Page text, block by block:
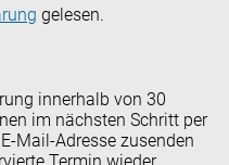
gelesen.
innerhalb von 30
im nächsten Schritt per
Mail-Adresse zusenden